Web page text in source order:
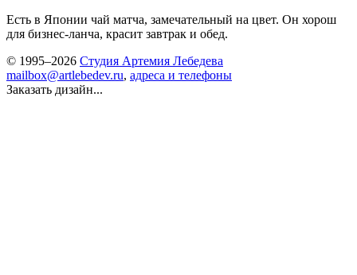
Есть в Японии чай матча, замечательный на цвет. Он хорош
для бизнес-ланча, красит завтрак и обед.
© 1995–2026 Студия Артемия Лебедева
mailbox@artlebedev.ru, адреса и телефоны
Заказать дизайн...